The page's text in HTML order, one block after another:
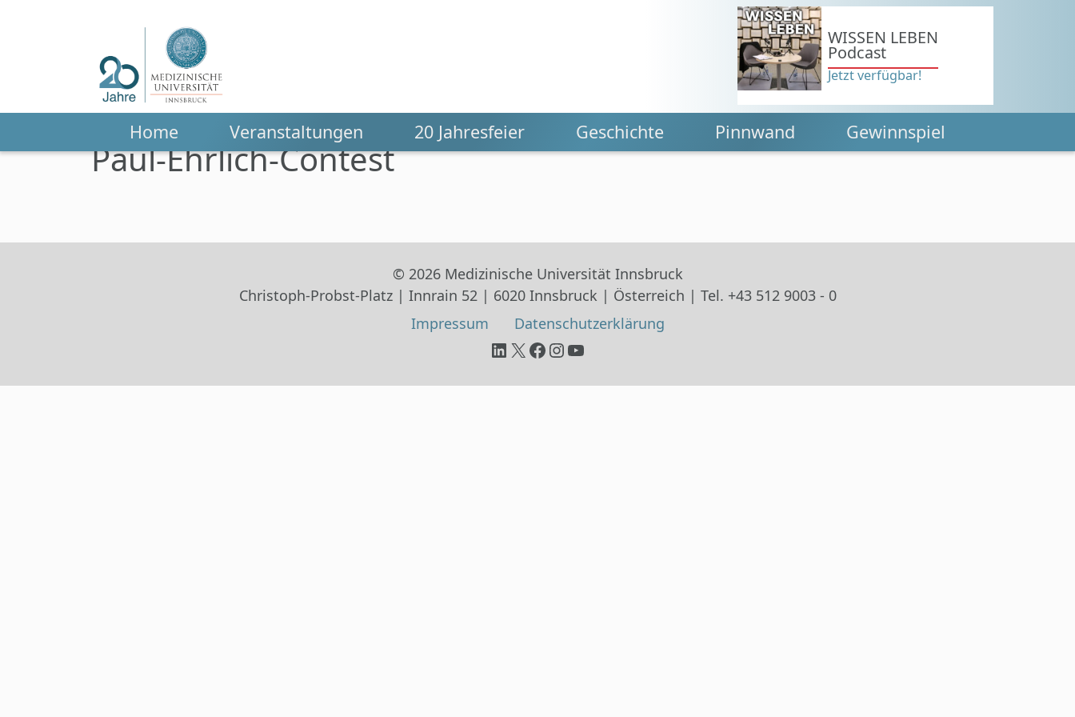
Zum Hauptinhalt springen
WISSEN LEBEN
Podcast
Jetzt verfügbar!
Home Veranstaltungen 20 Jahresfeier Geschichte Pinnwand Gewinnspiel
Paul-Ehrlich-Contest
© 2026 Medizinische Universität Innsbruck
Christoph-Probst-Platz | Innrain 52 | 6020 Innsbruck | Österreich | Tel. +43 512 9003 - 0
Impressum
Datenschutz­erklärung
LinkedIn
X Facebook
Instagram
YouTube